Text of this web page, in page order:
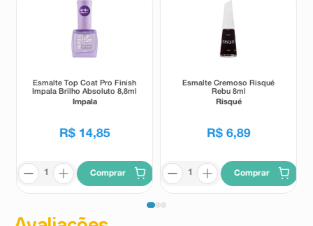
Esmalte Top Coat Pro Finish
Impala Brilho Absoluto 8,8ml
Impala
R$ 14,85
Comprar
Esmalte Cremoso Risqué
Rebu 8ml
Risqué
R$ 6,89
Comprar